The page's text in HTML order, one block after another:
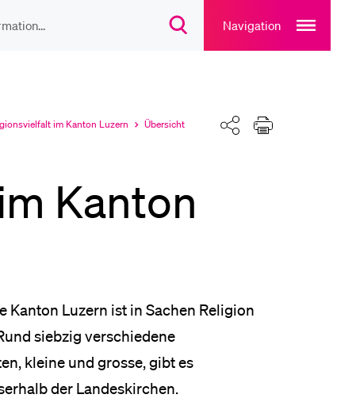
SuchdialogNavigation
main
navigation
im Kanton Luzern
Aktuell
Übersicht Teilen Drucken
Kanton
Kanton Luzern ist in Sachen Religion
siebzig verschiedene
kleine und grosse, gibt es
der Landeskirchen.
Mensa
und Zulassung